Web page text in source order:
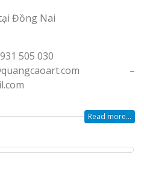
505 030
–
Read more...